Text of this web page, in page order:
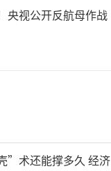
央视公开反航母作战
”术还能撑多久 经济